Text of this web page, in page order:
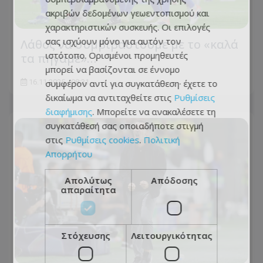
Λάθος να συμβιβαστούμε με το «καλά
τα πήγαμε»…
16.11.2025 - 08:31
ακριβών δεδομένων γεωεντοπισμού και
χαρακτηριστικών συσκευής. Οι επιλογές
σας ισχύουν μόνο για αυτόν τον
ιστότοπο. Ορισμένοι προμηθευτές
μπορεί να βασίζονται σε έννομο
συμφέρον αντί για συγκατάθεση· έχετε το
δικαίωμα να αντιταχθείτε στις Ρυθμίσεις
διαφήμισης. Μπορείτε να ανακαλέσετε τη
συγκατάθεσή σας οποιαδήποτε στιγμή
στις Ρυθμίσεις cookies. Πολιτική
Απορρήτου
Απολύτως
απαραίτητα
Απόδοσης
Στόχευσης Λειτουργικότητας